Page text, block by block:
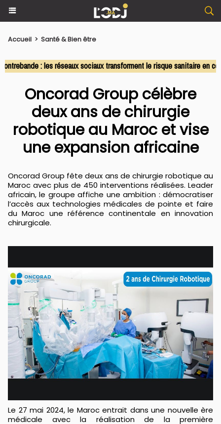
Accueil > Santé & Bien être
: les réseaux sociaux transforment le risque sanitaire en
Oncorad Group célèbre
deux ans de chirurgie
robotique au Maroc et vise
une expansion africaine
Oncorad Group fête deux ans de chirurgie robotique au
Maroc avec plus de 450 interventions réalisées. Leader
africain, le groupe affiche une ambition : démocratiser
l’accès aux technologies médicales de pointe et faire
du Maroc une référence continentale en innovation
chirurgicale.
Le 27 mai 2024, le Maroc entrait dans une nouvelle ère
médicale avec la réalisation de la première